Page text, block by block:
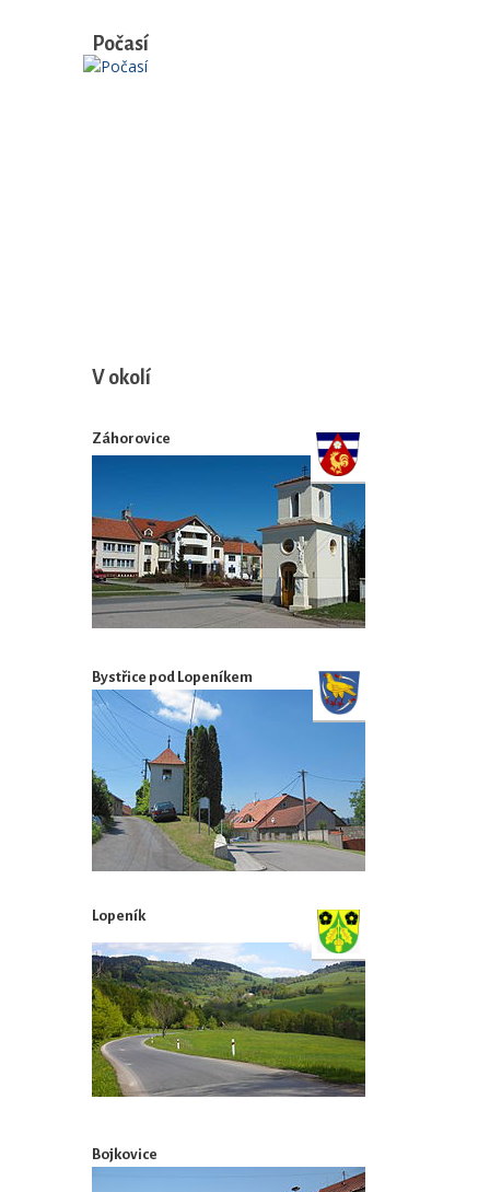
Počasí
V okolí
Záhorovice
Bystřice pod Lopeníkem
Lopeník
Bojkovice